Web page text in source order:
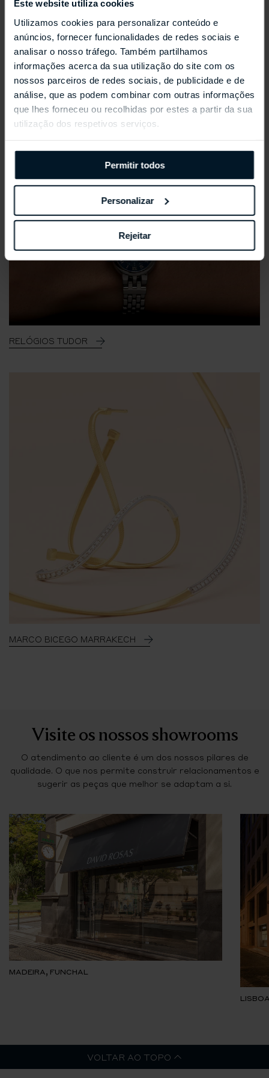
Este website utiliza cookies
Utilizamos cookies para personalizar conteúdo e
anúncios, fornecer funcionalidades de redes sociais e
analisar o nosso tráfego. Também partilhamos
informações acerca da sua utilização do site com os
nossos parceiros de redes sociais, de publicidade e de
análise, que as podem combinar com outras informações
que lhes forneceu ou recolhidas por estes a partir da sua
utilização dos respetivos serviços.
Permitir todos
Personalizar
Rejeitar
REPOSSI ANTIFER
RELÓGIOS TUDOR
MARCO BICEGO MARRAKECH
Visite os nossos showrooms
O atendimento ao cliente é um dos nossos pilares de
qualidade. O que nos permite construir relacionamentos e
sugerir as peças que melhor se adaptam a si.
MADEIRA, FUNCHAL
VOLTAR AO TOPO